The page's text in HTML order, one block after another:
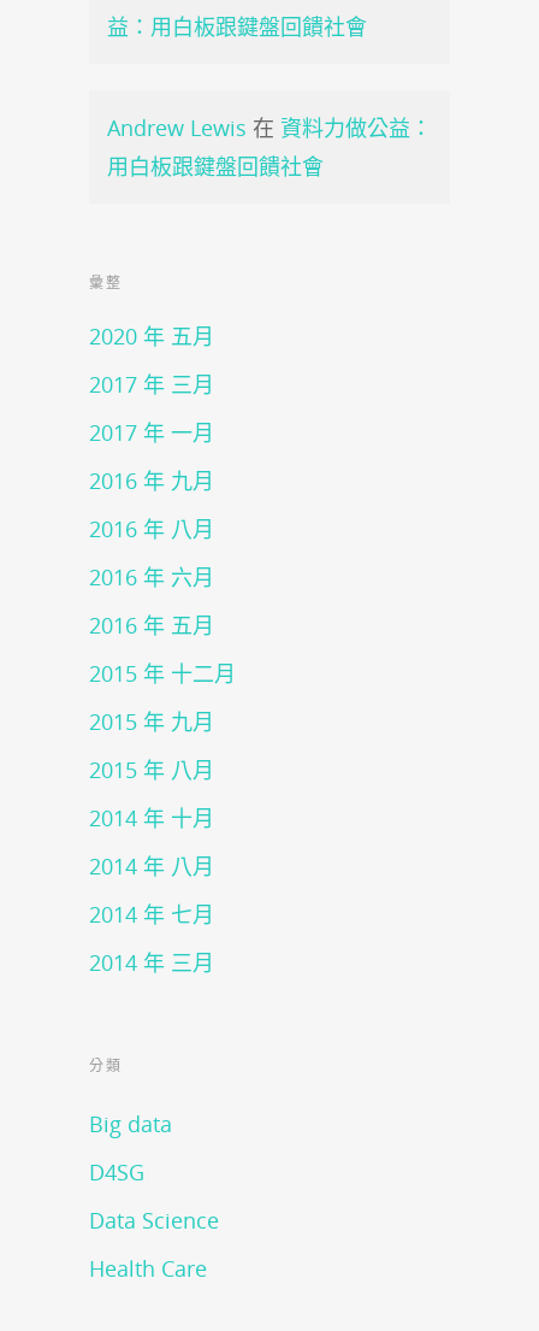
益：用白板跟鍵盤回饋社會
Andrew Lewis 在 資料力做公益：
用白板跟鍵盤回饋社會
彙整
2020 年 五月
2017 年 三月
2017 年 一月
2016 年 九月
2016 年 八月
2016 年 六月
2016 年 五月
2015 年 十二月
2015 年 九月
2015 年 八月
2014 年 十月
2014 年 八月
2014 年 七月
2014 年 三月
分類
Big data
D4SG
Data Science
Health Care